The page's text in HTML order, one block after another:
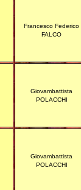
Francesco Federico
FALCO
Giovambattista
POLACCHI
Giovambattista
POLACCHI